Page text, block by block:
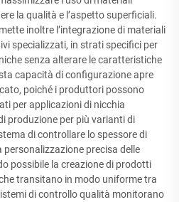
la qualità e l’aspetto superficiali.
inoltre l’integrazione di materiali
specializzati, in strati specifici per
senza alterare le caratteristiche
capacità di configurazione apre
poiché i produttori possono
per applicazioni di nicchia
produzione per più varianti di
di controllare lo spessore di
precisa delle
possibile la creazione di prodotti
transitano in modo uniforme tra
di controllo qualità monitorano